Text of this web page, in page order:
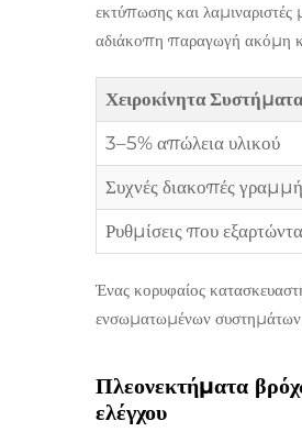
εκτύπωσης και
αδιάκοπη παραγωγή ακόμη
Χειροκίνητα Συστήματα
3–5% απώλεια υλικού
Συχνές διακοπές
Ρυθμίσεις που
Ένας κορυφαίος
ενσωματωμένων συστημάτων
Πλεονεκτήματα
ελέγχου